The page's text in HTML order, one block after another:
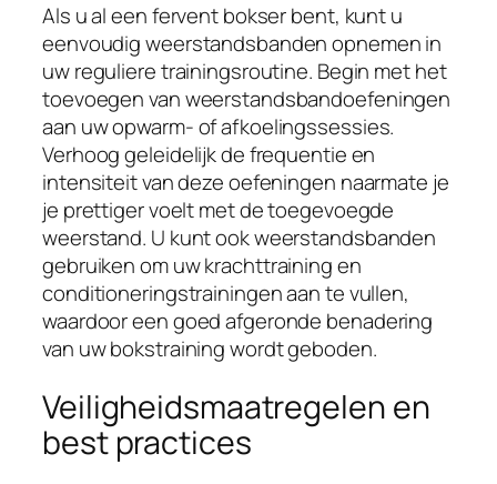
Als u al een fervent bokser bent, kunt u
eenvoudig weerstandsbanden opnemen in
uw reguliere trainingsroutine. Begin met het
toevoegen van weerstandsbandoefeningen
aan uw opwarm- of afkoelingssessies.
Verhoog geleidelijk de frequentie en
intensiteit van deze oefeningen naarmate je
je prettiger voelt met de toegevoegde
weerstand. U kunt ook weerstandsbanden
gebruiken om uw krachttraining en
conditioneringstrainingen aan te vullen,
waardoor een goed afgeronde benadering
van uw bokstraining wordt geboden.
Veiligheidsmaatregelen en
best practices